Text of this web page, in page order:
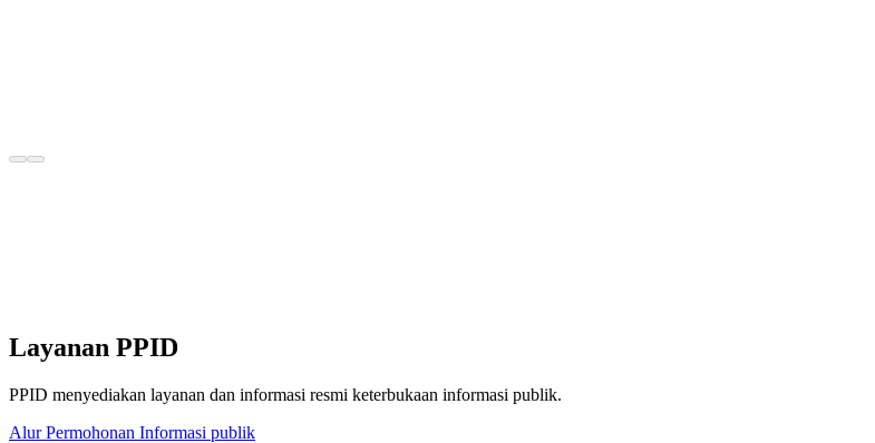
Layanan PPID
PPID menyediakan layanan dan informasi resmi keterbukaan informasi publik.
Alur Permohonan Informasi publik